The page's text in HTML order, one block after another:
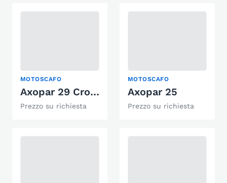
MOTOSCAFO
Axopar 29 Cross Cabin
Prezzo su richiesta
MOTOSCAFO
Axopar 25
Prezzo su richiesta